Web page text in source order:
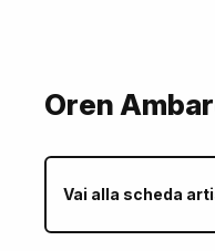
Oren
Vai alla scheda